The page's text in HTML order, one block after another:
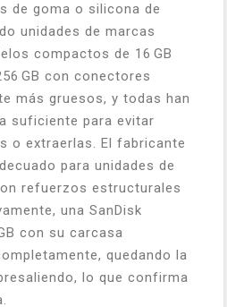
de goma o silicona de
unidades de marcas
compactos de 16 GB
GB con conectores
más gruesos, y todas han
suficiente para evitar
o extraerlas. El fabricante
para unidades de
refuerzos estructurales
una SanDisk
con su carcasa
quedando la
lo que confirma